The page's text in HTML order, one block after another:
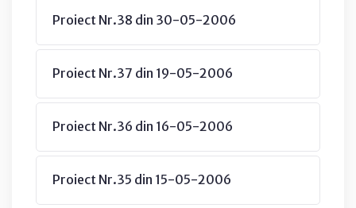
Proiect Nr.38 din 30-05-2006
Proiect Nr.37 din 19-05-2006
Proiect Nr.36 din 16-05-2006
Proiect Nr.35 din 15-05-2006